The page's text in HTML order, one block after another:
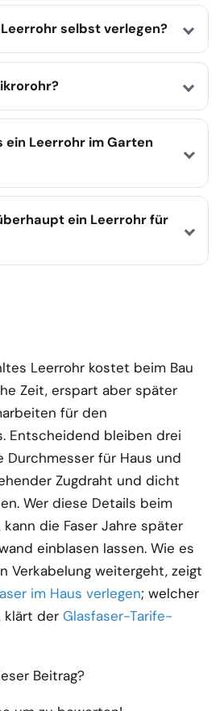
selbst verlegen?
ein Leerrohr im Garten
ein Leerrohr für
Leerrohr kostet beim Bau
Zeit, erspart aber später
für den
Entscheidend bleiben drei
Durchmesser für Haus und
Zugdraht und dicht
Wer diese Details beim
die Faser Jahre später
einblasen lassen. Wie es
Verkabelung weitergeht, zeigt
im Haus verlegen; welcher
klärt derGlasfaser-Tarife-
Beitrag?